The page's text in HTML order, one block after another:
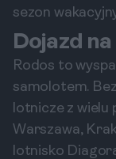
sezon
Dojazd
Rodos to
samolotem.
lotnicze z wielu
Warszawa,
lotnisko